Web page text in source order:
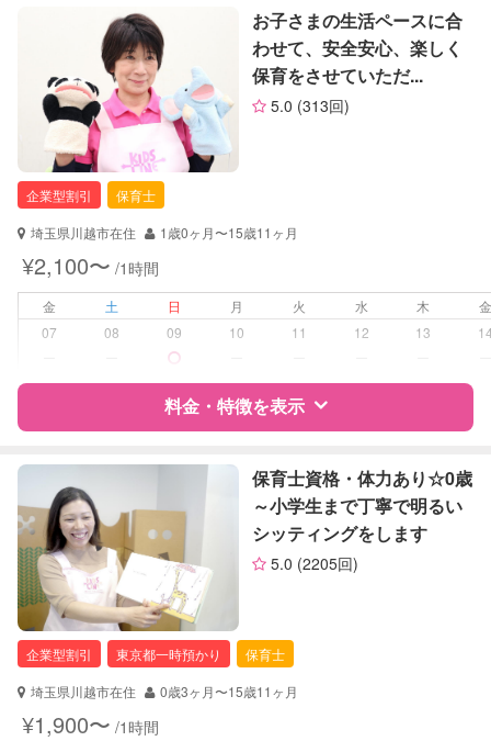
お引き受けしていません
お子様の撮影
（定期特典）
対応不可
料金
サポートの特徴
資格
企業型割引対象(旧内閣府補助対象)
自治体届出済ベビーシッター
対応可能/特徴
早朝対応
外国語対応
子育て経験
障がい児対応 対応可否は個別に相談
レッスン
英語レッスン
絵・工作レッスン
定期予約
お子様の撮影
（定期特典）
お子さまの生活ペースに合
わせて、安全安心、楽しく
保育をさせていただ...
5.0 (313回)
企業型割引
保育士
埼玉県川越市在住
1歳0ヶ月〜15歳11ヶ月
¥2,100〜 /1時間
金 土 日 月 火 水 木
07
08 09 10 11 12 13
料金・特徴を表示
特徴 料金 レビュー
サポートの特徴
資格
企業型割引対象(旧内閣府補助対象)
保育士
準育児師
保育士資格・体力あり☆0歳
～小学生まで丁寧で明るい
シッティングをします
5.0 (2205回)
企業型割引 東京都一時預かり
保育士
埼玉県川越市在住
0歳3ヶ月〜15歳11ヶ月
¥1,900〜 /1時間